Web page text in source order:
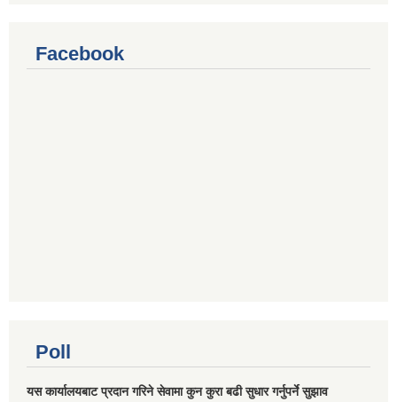
Facebook
Poll
यस कार्यालयबाट प्रदान गरिने सेवामा कुन कुरा बढी सुधार गर्नुपर्ने सुझाव